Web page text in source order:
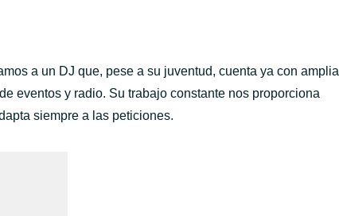
a un DJ que, pese a su juventud, cuenta ya con amplia
eventos y radio. Su trabajo constante nos proporciona
siempre a las peticiones.